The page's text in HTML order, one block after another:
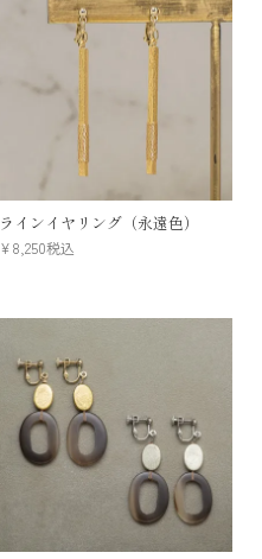
ラインイヤリング（永遠色）
¥8,250税込